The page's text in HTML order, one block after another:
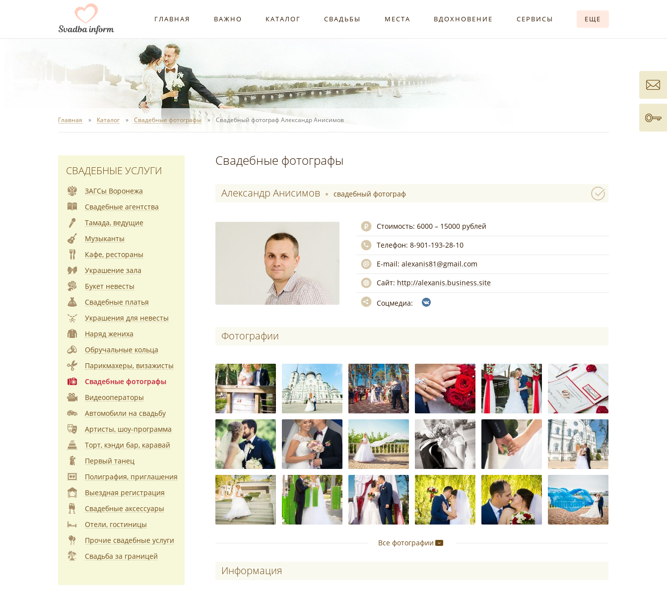
ГЛАВНАЯ ВАЖНО КАТАЛОГ СВАДЬБЫ МЕСТА ВДОХНОВЕНИЕ СЕРВИСЫ ЕЩЕ
Главная Каталог Свадебные фотографы Свадебный фотограф Александр Анисимов
Свадебные фотографы
Александр Анисимов свадебный фотограф
Стоимость: 6000 – 15000 рублей
Телефон: 8-901-193-28-10
E-mail: alexanis81@gmail.com
Сайт: http://alexanis.business.site
Соцмедиа:
Информация
Фотографии
Все фотографии
СВАДЕБНЫЕ УСЛУГИ
ЗАГСы Воронежа
Свадебные агентства
Тамада, ведущие
Музыканты
Кафе, рестораны
Украшение зала
Букет невесты
Свадебные платья
Украшения для невесты
Наряд жениха
Обручальные кольца
Парикмахеры, визажисты
Свадебные фотографы
Видеооператоры
Автомобили на свадьбу
Артисты, шоу-программа
Торт, кэнди бар, каравай
Первый танец
Полиграфия, приглашения
Выездная регистрация
Свадебные аксессуары
Отели, гостиницы
Прочие свадебные услуги
Свадьба за границей